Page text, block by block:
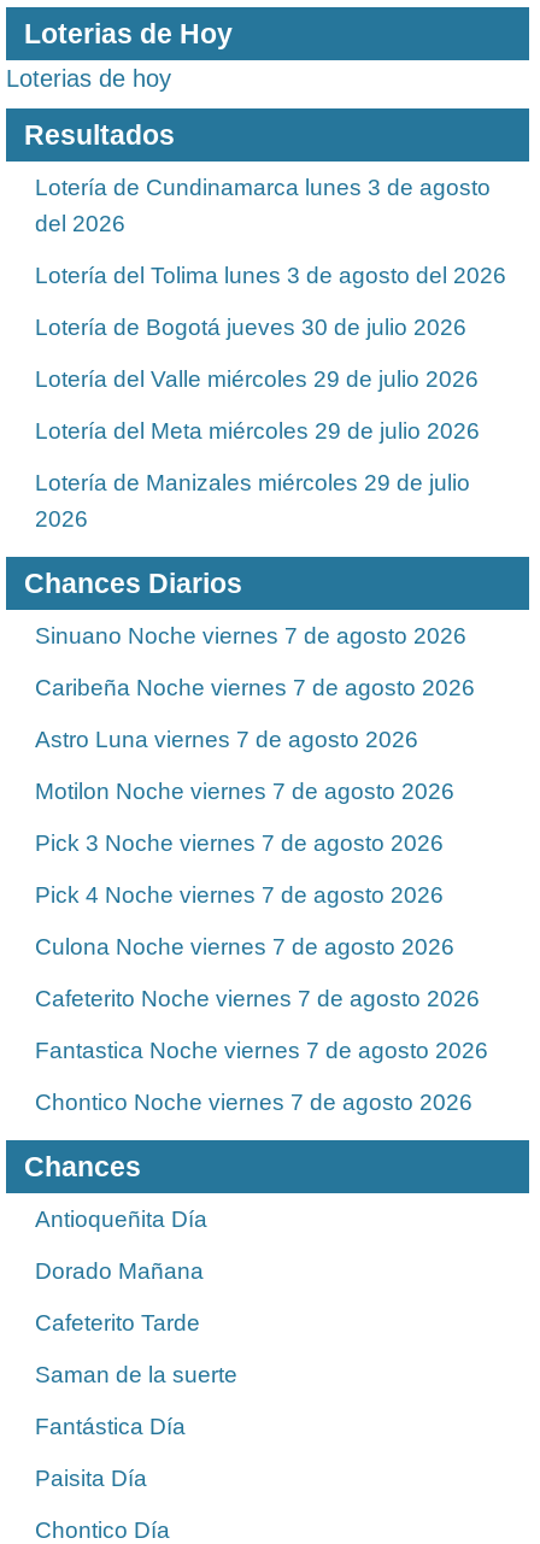
Loterias de Hoy
Loterias de hoy
Resultados
Lotería de Cundinamarca lunes 3 de agosto
del 2026
Lotería del Tolima lunes 3 de agosto del 2026
Lotería de Bogotá jueves 30 de julio 2026
Lotería del Valle miércoles 29 de julio 2026
Lotería del Meta miércoles 29 de julio 2026
Lotería de Manizales miércoles 29 de julio
2026
Chances Diarios
Sinuano Noche viernes 7 de agosto 2026
Caribeña Noche viernes 7 de agosto 2026
Astro Luna viernes 7 de agosto 2026
Motilon Noche viernes 7 de agosto 2026
Pick 3 Noche viernes 7 de agosto 2026
Pick 4 Noche viernes 7 de agosto 2026
Culona Noche viernes 7 de agosto 2026
Cafeterito Noche viernes 7 de agosto 2026
Fantastica Noche viernes 7 de agosto 2026
Chontico Noche viernes 7 de agosto 2026
Chances
Antioqueñita Día
Dorado Mañana
Cafeterito Tarde
Saman de la suerte
Fantástica Día
Paisita Día
Chontico Día